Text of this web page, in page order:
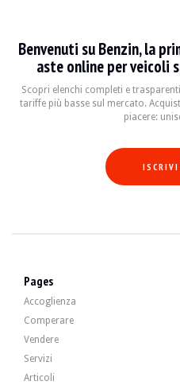
DOCUMENTO DI Belga
Video
Descrizione
Questa Renault Clio 4 RS del 2016
All'interno, il venditore dichiara che
Benvenuti su Benzin, la
aste online per veicoli
Scopri elenchi completi e
tariffe più basse sul mercato.
piacere:
Pages
Accoglienza
Comperare
Vendere
Servizi
Articoli